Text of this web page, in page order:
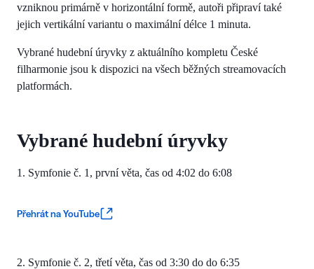
vzniknou primárně v horizontální formě, autoři připraví také
jejich vertikální variantu o maximální délce 1 minuta.
Vybrané hudební úryvky z aktuálního kompletu České
filharmonie jsou k dispozici na všech běžných streamovacích
platformách.
Vybrané hudební úryvky
1. Symfonie č. 1, první věta, čas od 4:02 do 6:08
Přehrát na YouTube
2. Symfonie č. 2, třetí věta, čas od 3:30 do do 6:35